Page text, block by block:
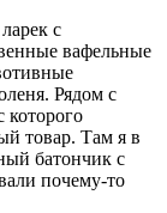
с
вафельные
Рядом с
которого
товар. Там я в
батончик с
почему-то